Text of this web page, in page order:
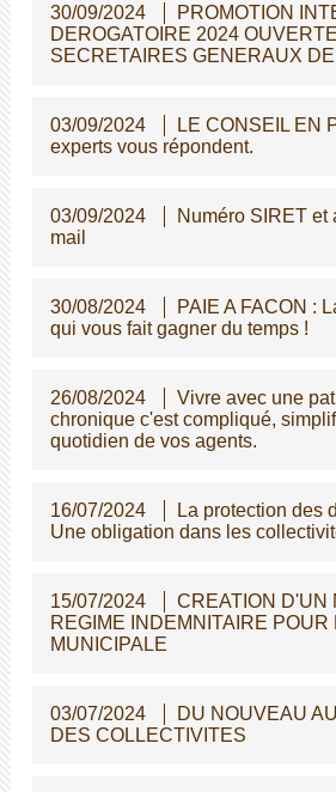
30/09/2024
PROMOTION
DEROGATOIRE 2024
SECRETAIRES GENERAUX
03/09/2024
LE CONSEIL EN
experts vous répondent.
03/09/2024
Numéro SIRET et
mail
30/08/2024
PAIE A FACON :
qui vous fait gagner du temps !
26/08/2024
Vivre avec une
chronique c'est compliqué,
quotidien de vos agents.
16/07/2024
La protection des
Une obligation dans les
15/07/2024
CREATION D'UN
REGIME INDEMNITAIRE POUR
MUNICIPALE
03/07/2024
DU NOUVEAU
DES COLLECTIVITES